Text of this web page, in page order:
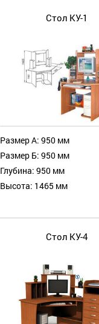
Стол КУ-1
Размер А: 950 мм
Размер Б: 950 мм
Глубина: 950 мм
Высота: 1465 мм
Стол КУ-4